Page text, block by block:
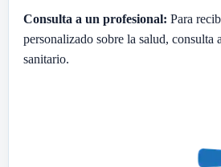
Consulta a un profesional: Para
personalizado sobre la salud, consulta
sanitario.